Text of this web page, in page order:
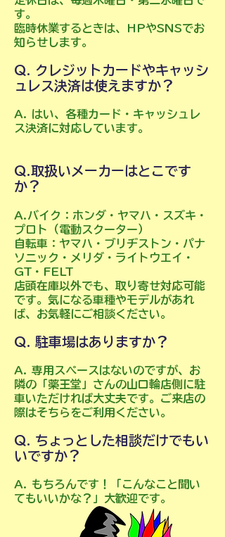
す。
臨時休業するときは、HPやSNSでお
知らせします。
Q. クレジットカードやキャッシ
ュレス決済は使えますか？
A. はい、各種カード・キャッシュレ
ス決済に対応しています。
Q.取扱いメーカーはとこです
か？
A.バイク：ホンダ・ヤマハ・スズキ・
プロト（電動スクーター）
​自転車：ヤマハ・ブリヂストン・パナ
ソニック・メリダ・ライトウエイ・
GT・FELT
店頭在庫以外でも、取り寄せ対応可能
です。気になる車種やモデルがあれ
ば、お気軽にご相談ください。
Q. 駐車場はありますか？
A. 専用スペースはないのですが、お
隣の「薬王堂」さんの山口輪店側に駐
車いただければ大丈夫です。ご来店の
際はそちらをご利用ください。
Q. ちょっとした相談だけでもい
いですか？
A. もちろんです！「こんなこと聞い
てもいいかな？」大歓迎です。